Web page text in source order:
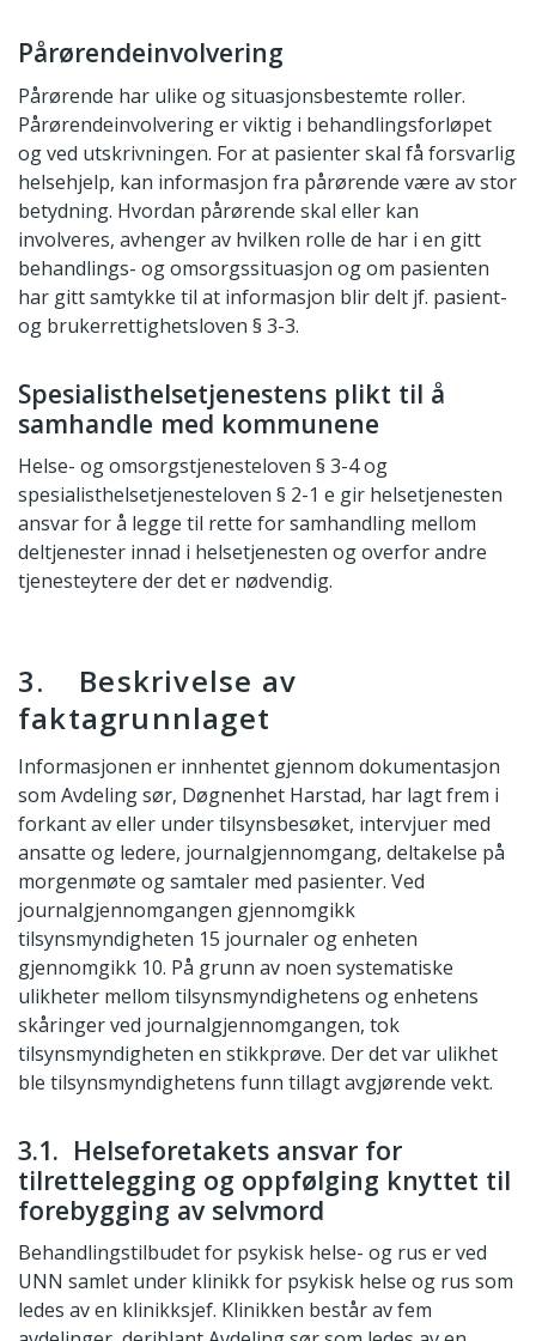
Pårørendeinvolvering
Pårørende har ulike og situasjonsbestemte roller.
Pårørendeinvolvering er viktig i behandlingsforløpet
og ved utskrivningen. For at pasienter skal få forsvarlig
helsehjelp, kan informasjon fra pårørende være av stor
betydning. Hvordan pårørende skal eller kan
involveres, avhenger av hvilken rolle de har i en gitt
behandlings- og omsorgssituasjon og om pasienten
har gitt samtykke til at informasjon blir delt jf. pasient-
og brukerrettighetsloven § 3-3.
Spesialisthelsetjenestens plikt til å
samhandle med kommunene
Helse- og omsorgstjenesteloven § 3-4 og
spesialisthelsetjenesteloven § 2-1 e gir helsetjenesten
ansvar for å legge til rette for samhandling mellom
deltjenester innad i helsetjenesten og overfor andre
tjenesteytere der det er nødvendig.
3. Beskrivelse av
faktagrunnlaget
Informasjonen er innhentet gjennom dokumentasjon
som Avdeling sør, Døgnenhet Harstad, har lagt frem i
forkant av eller under tilsynsbesøket, intervjuer med
ansatte og ledere, journalgjennomgang, deltakelse på
morgenmøte og samtaler med pasienter. Ved
journalgjennomgangen gjennomgikk
tilsynsmyndigheten 15 journaler og enheten
gjennomgikk 10. På grunn av noen systematiske
ulikheter mellom tilsynsmyndighetens og enhetens
skåringer ved journalgjennomgangen, tok
tilsynsmyndigheten en stikkprøve. Der det var ulikhet
ble tilsynsmyndighetens funn tillagt avgjørende vekt.
3.1. Helseforetakets ansvar for
tilrettelegging og oppfølging knyttet til
forebygging av selvmord
Behandlingstilbudet for psykisk helse- og rus er ved
UNN samlet under klinikk for psykisk helse og rus som
ledes av en klinikksjef. Klinikken består av fem